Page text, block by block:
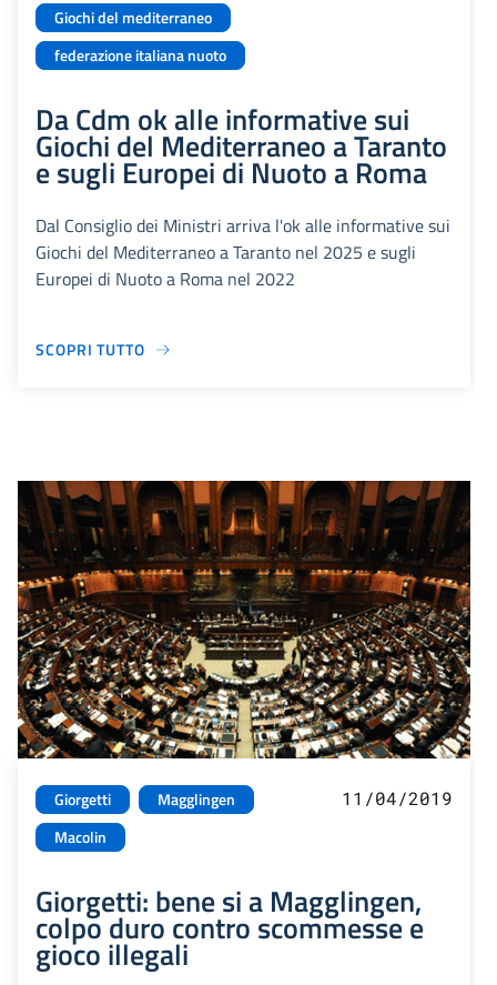
Giochi del mediterraneo
federazione italiana nuoto
Da Cdm ok alle informative sui
Giochi del Mediterraneo a Taranto
e sugli Europei di Nuoto a Roma
Dal Consiglio dei Ministri arriva l'ok alle informative sui
Giochi del Mediterraneo a Taranto nel 2025 e sugli
Europei di Nuoto a Roma nel 2022
SCOPRI TUTTO
Giorgetti
Magglingen
Macolin
11/04/2019
Giorgetti: bene si a Magglingen,
colpo duro contro scommesse e
gioco illegali